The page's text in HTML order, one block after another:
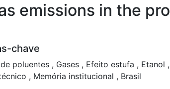
emissions in the
chave
poluentes , Gases , Efeito estufa , Etanol ,
, Memória institucional , Brasil